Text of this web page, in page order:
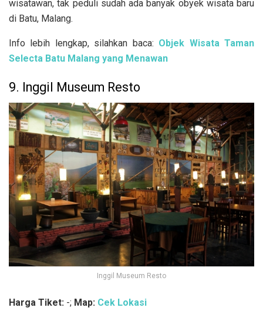
wisatawan, tak peduli sudah ada banyak obyek wisata baru
di Batu, Malang.
Info lebih lengkap, silahkan baca: Objek Wisata Taman
Selecta Batu Malang yang Menawan
9. Inggil Museum Resto
Inggil Museum Resto
Harga Tiket: -; Map: Cek Lokasi